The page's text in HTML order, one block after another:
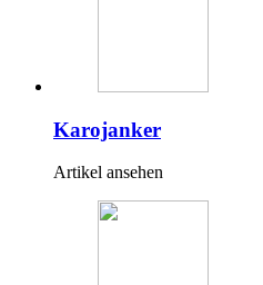
Karojanker
Artikel ansehen